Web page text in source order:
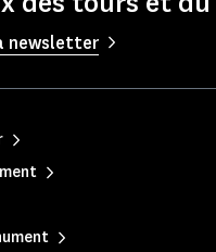
newsletter